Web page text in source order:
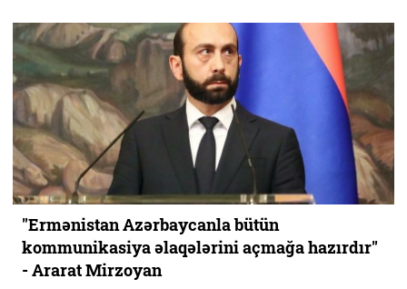
"Ermənistan Azərbaycanla bütün
kommunikasiya əlaqələrini açmağa hazırdır"
- Ararat Mirzoyan